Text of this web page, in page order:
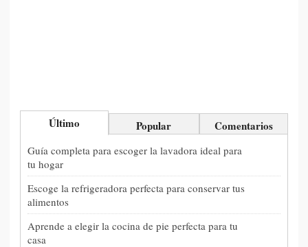
Último Popular Comentarios
Guía completa para escoger la lavadora ideal para
tu hogar
Escoge la refrigeradora perfecta para conservar tus
alimentos
Aprende a elegir la cocina de pie perfecta para tu
casa